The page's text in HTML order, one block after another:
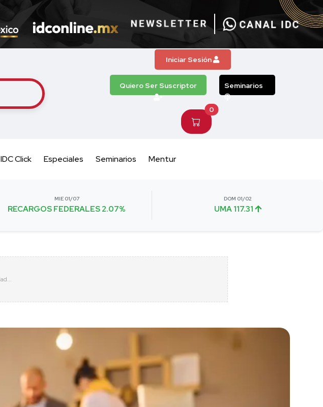
Iniciar Sesión
Quiero Ser Suscriptor Seminarios
0
IDC Click Especiales Seminarios Mentur
MIE 01/07
RECARGOS FEDERALES 2.07%
DOM 01/02
UMA 117.31